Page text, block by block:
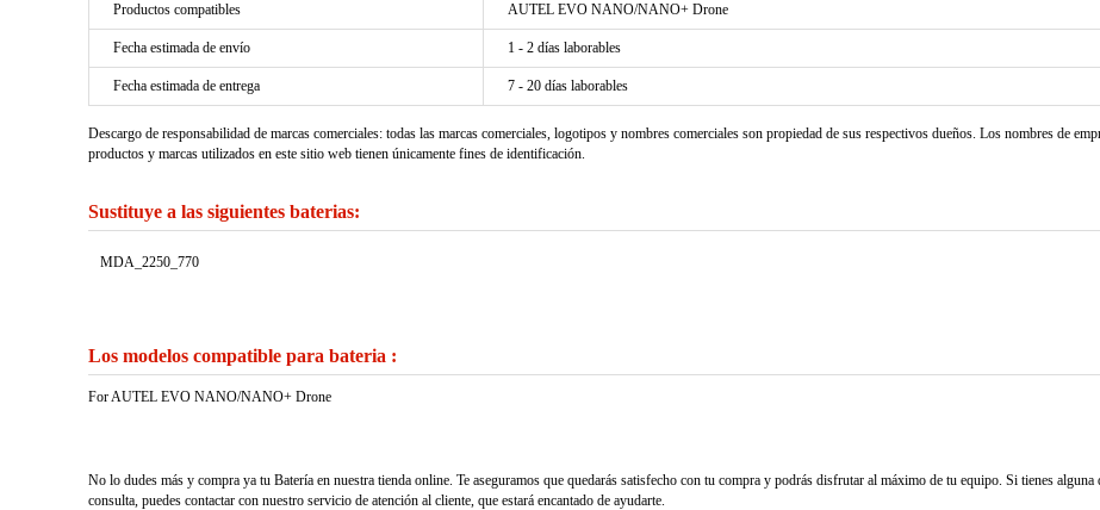
Productos compatibles AUTEL EVO NANO/NANO+ Drone
Fecha estimada de envío 1 - 2 días laborables
Fecha estimada de entrega 7 - 20 días laborables
Descargo de responsabilidad de marcas comerciales: todas las marcas comerciales, logotipos y nombres comerciales son propiedad de sus respectivos dueños. Los nombres de
productos y marcas utilizados en este sitio web tienen únicamente fines de identificación.
Sustituye a las siguientes baterias:
MDA_2250_770
Los modelos compatible para bateria :
For AUTEL EVO NANO/NANO+ Drone
No lo dudes más y compra ya tu Batería en nuestra tienda online. Te aseguramos que quedarás satisfecho con tu compra y podrás disfrutar al máximo de tu equipo. Si tienes alguna
consulta, puedes contactar con nuestro servicio de atención al cliente, que estará encantado de ayudarte.